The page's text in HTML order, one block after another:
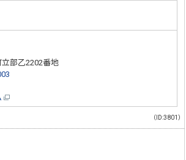
部乙2202番地
（ID:3801）